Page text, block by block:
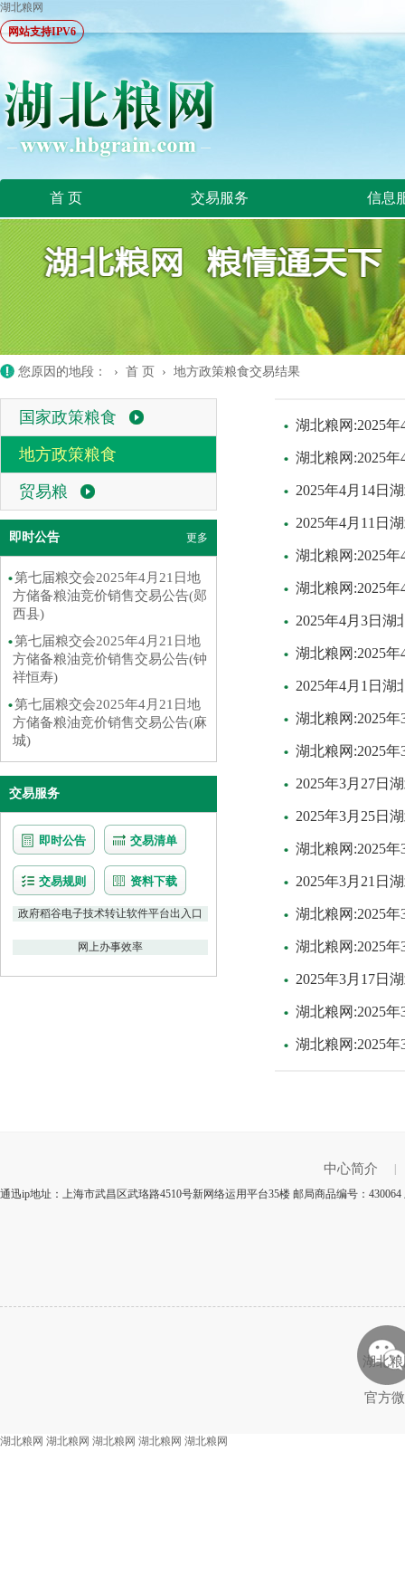
湖北粮网
网站支持IPV6
首 页 交易服务 信息
您原因的地段： › 首 页 › 地方政策粮食交易结果
国家政策粮食
地方政策粮食
贸易粮
即时公告 更多
第七届粮交会2025年4月21日地
方储备粮油竞价销售交易公告(郧
西县)
第七届粮交会2025年4月21日地
方储备粮油竞价销售交易公告(钟
祥恒寿)
第七届粮交会2025年4月21日地
方储备粮油竞价销售交易公告(麻
城)
交易服务
即时公告 交易清单
交易规则 资料下载
政府稻谷电子技术转让软件平台出入口
网上办事效率
湖北粮网:2025
湖北粮网:2025
2025年4月14日
2025年4月11日
湖北粮网:2025
湖北粮网:2025
2025年4月3日
湖北粮网:2025
2025年4月1日
湖北粮网:2025
湖北粮网:2025
2025年3月27日
2025年3月25日
湖北粮网:2025
2025年3月21日
湖北粮网:2025
湖北粮网:2025
2025年3月17日
湖北粮网:2025
湖北粮网:2025
中心简介
通迅ip地址：上海市武昌区武珞路4510号新网络运用平台35楼 邮局商品编号：
湖北
官方
湖北粮网 湖北粮网 湖北粮网 湖北粮网 湖北粮网